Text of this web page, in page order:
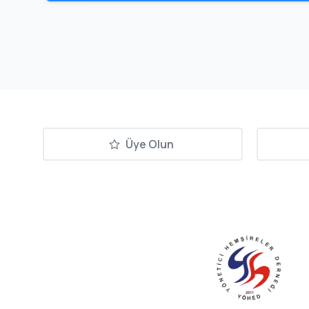
Üye Olun